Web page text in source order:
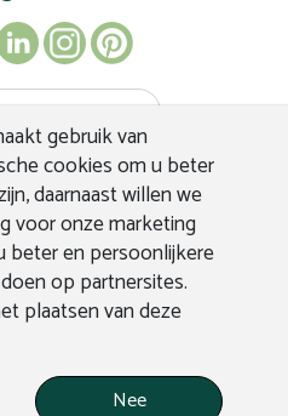
gebruik van
cookies om u beter
daarnaast willen we
voor onze marketing
beter en persoonlijkere
op partnersites.
plaatsen van deze
Nee